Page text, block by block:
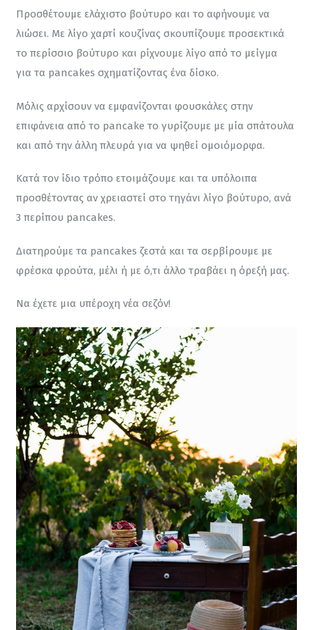
Προσθέτουμε ελάχιστο βούτυρο και το αφήνουμε να
λιώσει. Με λίγο χαρτί κουζίνας σκουπίζουμε προσεκτικά
το περίσσιο βούτυρο και ρίχνουμε λίγο από το μείγμα
για τα pancakes σχηματίζοντας ένα δίσκο.
Μόλις αρχίσουν να εμφανίζονται φουσκάλες στην
επιφάνεια από το pancake το γυρίζουμε με μία σπάτουλα
και από την άλλη πλευρά για να ψηθεί ομοιόμορφα.
Κατά τον ίδιο τρόπο ετοιμάζουμε και τα υπόλοιπα
προσθέτοντας αν χρειαστεί στο τηγάνι λίγο βούτυρο, ανά
3 περίπου pancakes.
Διατηρούμε τα pancakes ζεστά και τα σερβίρουμε με
φρέσκα φρούτα, μέλι ή με ό,τι άλλο τραβάει η όρεξή μας.
Να έχετε μια υπέροχη νέα σεζόν!